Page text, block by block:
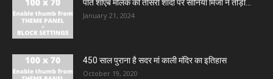
पति शोएब मलिक की तीसरी शादी पर सानिया मिर्जा ने तोड़ी...
January 21, 2024
450 साल पुराना है सदर मां काली मंदिर का इतिहास
October 19, 2020